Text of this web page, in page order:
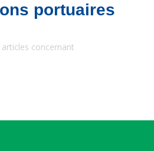
portuaires
concernant